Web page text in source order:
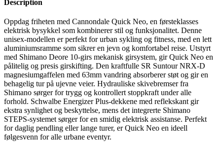
Description
Oppdag friheten med Cannondale Quick Neo, en førsteklasses
elektrisk bysykkel som kombinerer stil og funksjonalitet. Denne
unisex-modellen er perfekt for urban sykling og fitness, med en lett
aluminiumsramme som sikrer en jevn og komfortabel reise. Utstyrt
med Shimano Deore 10-girs mekanisk girsystem, gir Quick Neo en
pålitelig og presis girskifting. Den kraftfulle SR Suntour NRX-D
magnesiumgaffelen med 63mm vandring absorberer støt og gir en
behagelig tur på ujevne veier. Hydrauliske skivebremser fra
Shimano sørger for trygg og kontrollert stoppkraft under alle
forhold. Schwalbe Energizer Plus-dekkene med reflekskant gir
ekstra synlighet og beskyttelse, mens det integrerte Shimano
STEPS-systemet sørger for en smidig elektrisk assistanse. Perfekt
for daglig pendling eller lange turer, er Quick Neo en ideell
følgesvenn for alle urbane eventyr.